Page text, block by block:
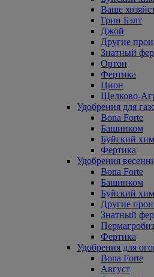
Ваше
Грин Бэлт
Джой
Другие
Знатный
Ортон
Фертика
Цион
Щелково-
Удобрения для
Bona Forte
Башинком
Буйский
Фертика
Удобрения
Bona Forte
Башинком
Буйский
Другие
Знатный
Фертика
Удобрения для
Bona Forte
Август